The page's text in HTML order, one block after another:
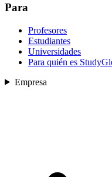
Para
Profesores
Estudiantes
Universidades
Para quién es
Empresa